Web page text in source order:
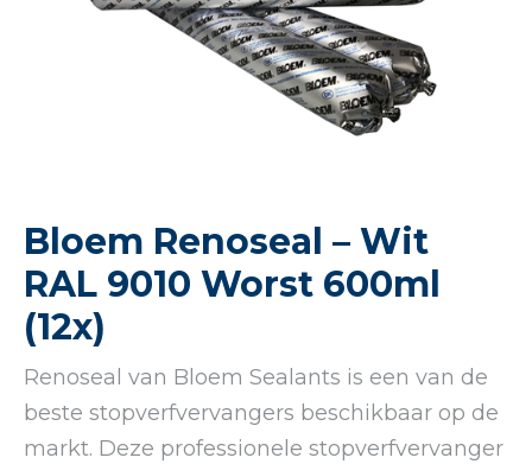
Bloem Renoseal – Wit
RAL 9010 Worst 600ml
(12x)
Renoseal van Bloem Sealants is een van de
beste stopverfvervangers beschikbaar op de
markt. Deze professionele stopverfvervanger